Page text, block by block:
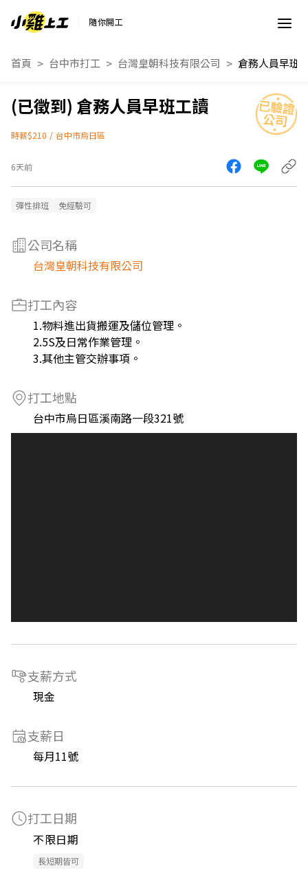
隨你開工
首頁 台中市打工 台灣皇朝科技有限公司 倉務人員早班
倉務人員早班工讀
時薪$210 / 台中市烏日區
6天前
彈性排班 免經驗可
公司名稱
台灣皇朝科技有限公司
打工內容
1.物料進出貨搬運及儲位管理。
2.5S及日常作業管理。
3.其他主管交辦事項。
打工地點
台中市烏日區溪南路一段321號
支薪方式
現金
支薪日
每月11號
打工日期
不限日期
長短期皆可